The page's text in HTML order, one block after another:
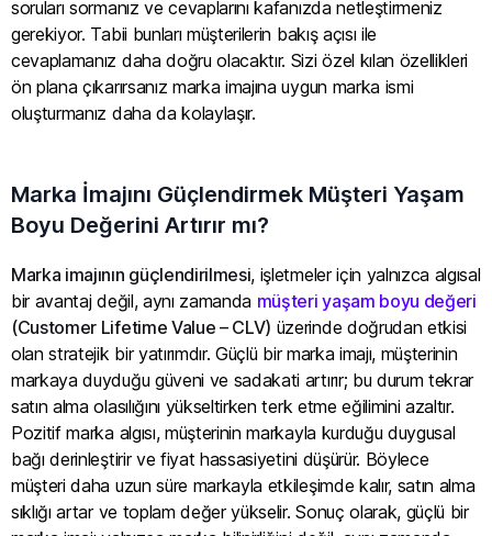
soruları sormanız ve cevaplarını kafanızda netleştirmeniz
gerekiyor. Tabii bunları müşterilerin bakış açısı ile
cevaplamanız daha doğru olacaktır. Sizi özel kılan özellikleri
ön plana çıkarırsanız marka imajına uygun marka ismi
oluşturmanız daha da kolaylaşır.
Marka İmajını Güçlendirmek Müşteri Yaşam
Boyu Değerini Artırır mı?
Marka imajının güçlendirilmesi, işletmeler için yalnızca algısal
bir avantaj değil, aynı zamanda müşteri yaşam boyu değeri
(Customer Lifetime Value – CLV) üzerinde doğrudan etkisi
olan stratejik bir yatırımdır. Güçlü bir marka imajı, müşterinin
markaya duyduğu güveni ve sadakati artırır; bu durum tekrar
satın alma olasılığını yükseltirken terk etme eğilimini azaltır.
Pozitif marka algısı, müşterinin markayla kurduğu duygusal
bağı derinleştirir ve fiyat hassasiyetini düşürür. Böylece
müşteri daha uzun süre markayla etkileşimde kalır, satın alma
sıklığı artar ve toplam değer yükselir. Sonuç olarak, güçlü bir